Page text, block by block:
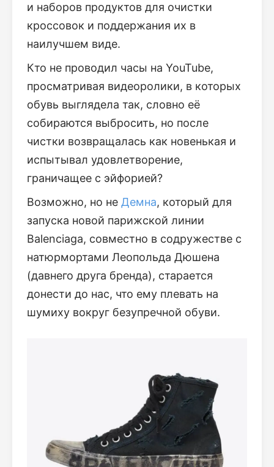
и наборов продуктов для очистки
кроссовок и поддержания их в
наилучшем виде.
Кто не проводил часы на YouTube,
просматривая видеоролики, в которых
обувь выглядела так, словно её
собираются выбросить, но после
чистки возвращалась как новенькая и
испытывал удовлетворение,
граничащее с эйфорией?
Возможно, но не Демна, который для
запуска новой парижской линии
Balenciaga, совместно в содружестве с
натюрмортами Леопольда Дюшена
(давнего друга бренда), старается
донести до нас, что ему плевать на
шумиху вокруг безупречной обуви.